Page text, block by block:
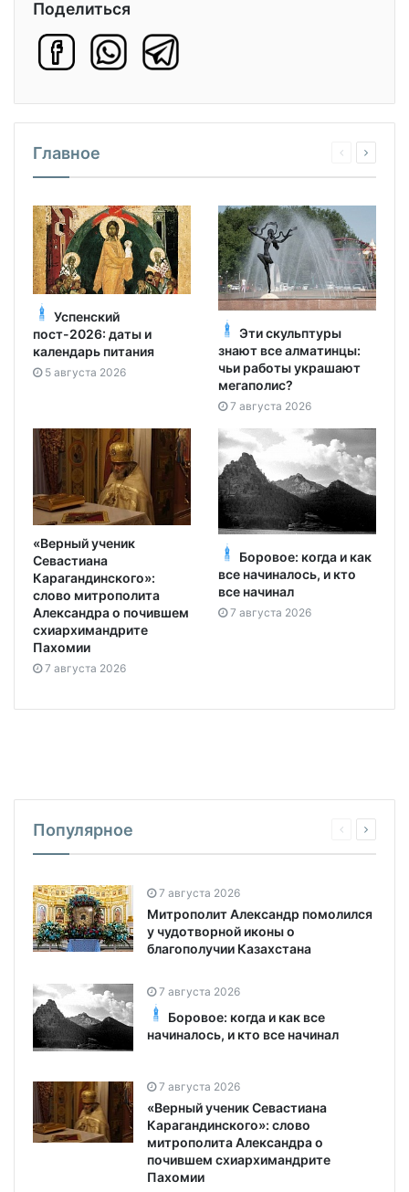
Поделиться
Главное
Успенский
пост-2026: даты и
календарь питания
5 августа 2026
Эти скульптуры
знают все алматинцы:
чьи работы украшают
мегаполис?
7 августа 2026
«Верный ученик
Севастиана
Карагандинского»:
слово митрополита
Александра о почившем
схиархимандрите
Пахомии
7 августа 2026
Боровое: когда и как
все начиналось, и кто
все начинал
7 августа 2026
Популярное
7 августа 2026
Митрополит Александр помолился
у чудотворной иконы о
благополучии Казахстана
7 августа 2026
Боровое: когда и как все
начиналось, и кто все начинал
7 августа 2026
«Верный ученик Севастиана
Карагандинского»: слово
митрополита Александра о
почившем схиархимандрите
Пахомии